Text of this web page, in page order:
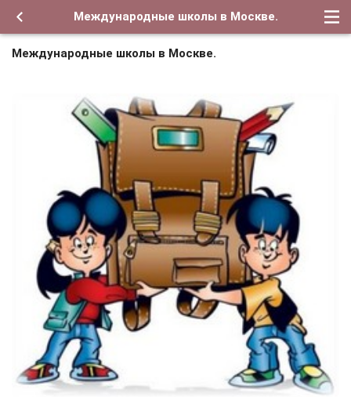
Международные школы в Москве.
Международные школы в Москве.